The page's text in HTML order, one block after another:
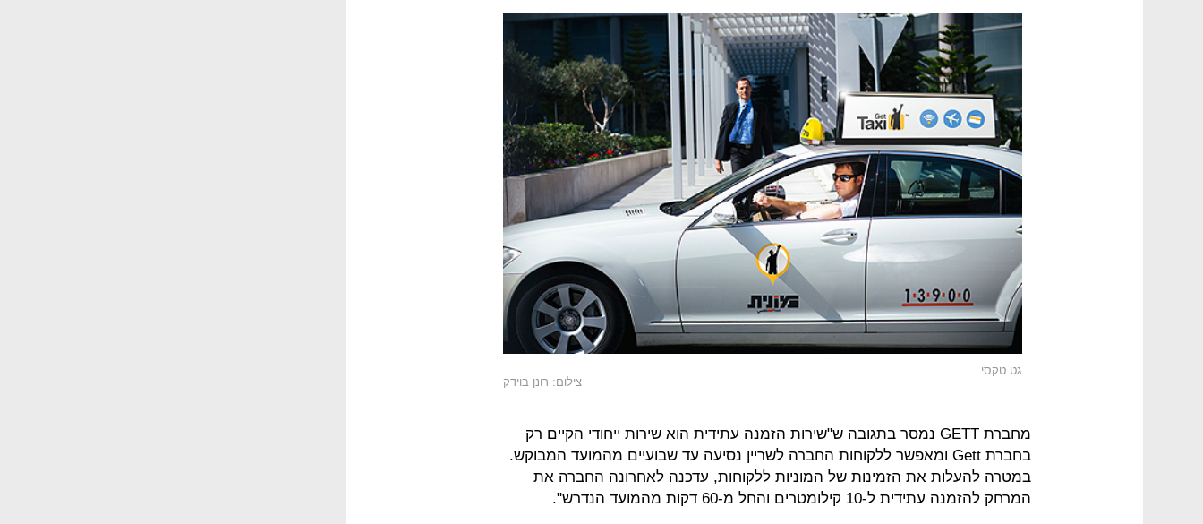
גט טקסי
צילום: רונן בוידק
מחברת GETT נמסר בתגובה ש"שירות הזמנה עתידית הוא שירות ייחודי הקיים רק
בחברת Gett ומאפשר ללקוחות החברה לשריין נסיעה עד שבועיים מהמועד המבוקש.
במטרה להעלות את הזמינות של המוניות ללקוחות, עדכנה לאחרונה החברה את
המרחק להזמנה עתידית ל-10 קילומטרים והחל מ-60 דקות מהמועד הנדרש".